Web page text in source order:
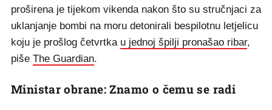
proširena je tijekom vikenda nakon što su stručnjaci za
uklanjanje bombi na moru detonirali bespilotnu letjelicu
koju je prošlog četvrtka u jednoj špilji pronašao ribar,
piše The Guardian.
Ministar obrane: Znamo o čemu se radi